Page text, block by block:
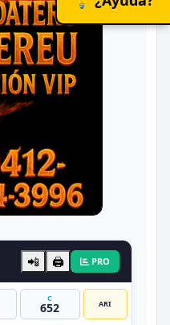
📲 🖨️ PRO
C
652 ARI